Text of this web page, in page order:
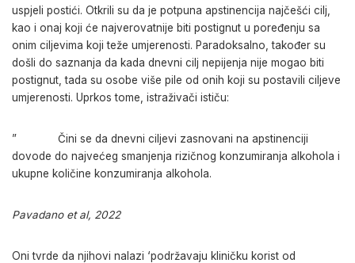
uspjeli postići. Otkrili su da je potpuna apstinencija najčešći cilj,
kao i onaj koji će najverovatnije biti postignut u poređenju sa
onim ciljevima koji teže umjerenosti. Paradoksalno, također su
došli do saznanja da kada dnevni cilj nepijenja nije mogao biti
postignut, tada su osobe više pile od onih koji su postavili ciljeve
umjerenosti. Uprkos tome, istraživači ističu:
” Čini se da dnevni ciljevi zasnovani na apstinenciji
dovode do najvećeg smanjenja rizičnog konzumiranja alkohola i
ukupne količine konzumiranja alkohola.
Pavadano et al, 2022
Oni tvrde da njihovi nalazi ‘podržavaju kliničku korist od